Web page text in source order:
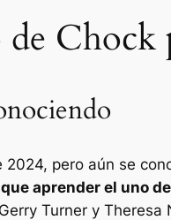
Chock
pero aún se
aprender el uno
Gerry Turner y